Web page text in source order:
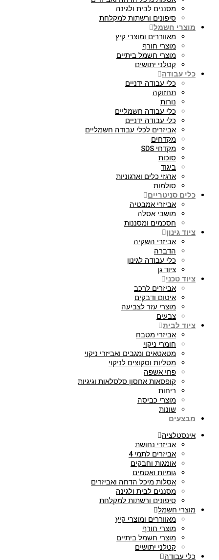
מסננים לבית ולגינה
סיפונים ורשתות למקלחת
מוצרי חשמל
מאווררים ומוצרי קיץ
מוצרי חורף
מוצרי חשמל ביתיים
קטלני יתושים
כלי עבודה
כלי עבודה ידניים
תחזוקה
נורות
כלי עבודה חשמליים
כלי עבודה ידניים
אביזרים לכלי עבודה חשמליים
מקדחים
מקדחי SDS
סוכות
ביגוד
ארגזי כלים וארגוניות
סולמות
כלים סניטריים
אביזרי אמבטיה
מושבי אסלה
חסכמים ומסננות
ציוד גינון
אביזרי השקיה
הדברה
כלי עבודה לגינון
ציוד גן
ציוד טכני
אביזרים לרכב
איטום ודבקים
מוצרי עזר לצביעה
צבעים
ציוד לבית
אביזרי מטבח
חומרי ניקוי
מטאטאים ומגבים ואביזרי ניקוי
מטליות וסקוצים לניקוי
פחי אשפה
קופסאות אחסון סלסלאות וגיגיות
ריחות
מוצרי כביסה
שונות
מבצעים
אינסטלציה
אביזרי נחושת
אביזרים לתמי 4
אומגות וחבקים
גומיות ואטמים
אסלות מיכל הדחה ואביזרים
מסננים לבית ולגינה
סיפונים ורשתות למקלחת
מוצרי חשמל
מאווררים ומוצרי קיץ
מוצרי חורף
מוצרי חשמל ביתיים
קטלני יתושים
כלי עבודה